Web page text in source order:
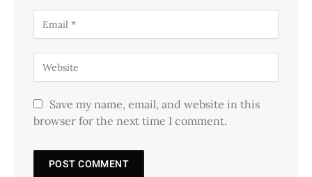
Save my name, email, and website in this
browser for the next time I comment.